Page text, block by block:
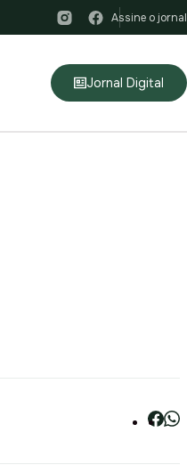
Assine o jornal
Jornal Digital